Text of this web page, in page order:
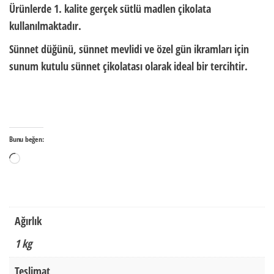
Ürünlerde 1. kalite gerçek sütlü madlen çikolata
kullanılmaktadır.
Sünnet düğünü, sünnet mevlidi ve özel gün ikramları için
sunum kutulu sünnet çikolatasıolarak ideal bir tercihtir.
Bunu beğen:
Yükleniyor...
Ağırlık
1 kg